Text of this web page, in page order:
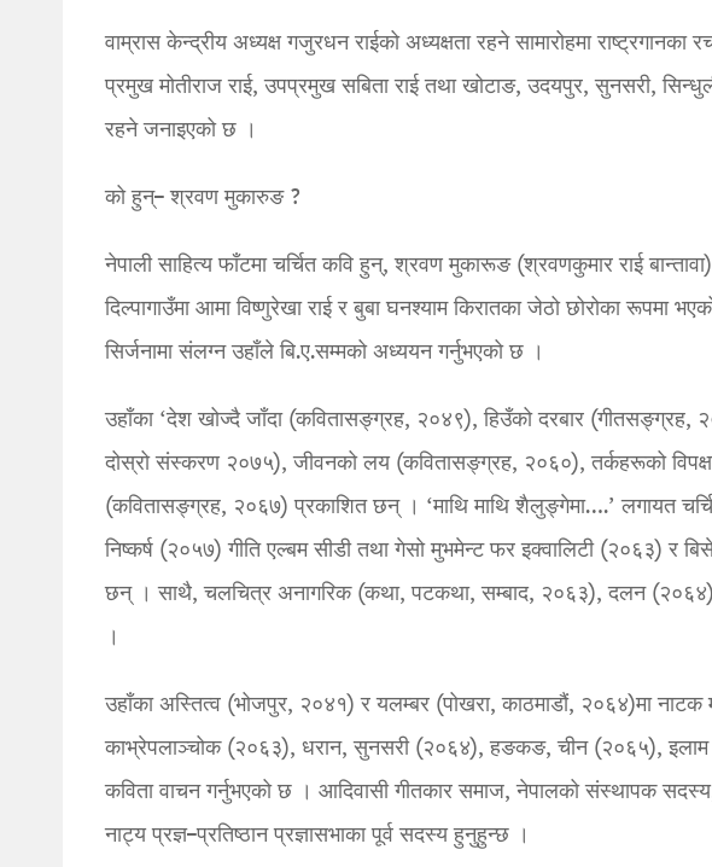
वाम्रास केन्द्रीय अध्यक्ष गजुरधन राईको अध्यक्षता रहने सामारोहमा राष्ट्रगानका
प्रमुख मोतीराज राई, उपप्रमुख सबिता राई तथा खोटाङ, उदयपुर, सुनसरी,
रहने जनाइएको छ ।
को हुन्– श्रवण मुकारुङ ?
नेपाली साहित्य फाँटमा चर्चित कवि हुन्, श्रवण मुकारूङ (श्रवणकुमार राई
दिल्पागाउँमा आमा विष्णुरेखा राई र बुबा घनश्याम किरातका जेठो छोरोका रूपमा
सिर्जनामा संलग्न उहाँले बि.ए.सम्मको अध्ययन गर्नुभएको छ ।
उहाँका ‘देश खोज्दै जाँदा (कवितासङ्ग्रह, २०४९), हिउँको दरबार
दोस्रो संस्करण २०७५), जीवनको लय (कवितासङ्ग्रह, २०६०), तर्कहरूको
(कवितासङ्ग्रह, २०६७) प्रकाशित छन् । ‘माथि माथि शैलुङ्गेमा….’ लगायत
निष्कर्ष (२०५७) गीति एल्बम सीडी तथा गेसो मुभमेन्ट फर इक्वालिटी (२०६३) र
छन् । साथै, चलचित्र अनागरिक (कथा, पटकथा, सम्बाद, २०६३), दलन (२०६४)
।
उहाँका अस्तित्व (भोजपुर, २०४१) र यलम्बर (पोखरा, काठमाडौं, २०६४)मा
काभ्रेपलाञ्चोक (२०६३), धरान, सुनसरी (२०६४), हङकङ, चीन (२०६५),
कविता वाचन गर्नुभएको छ । आदिवासी गीतकार समाज, नेपालको संस्थापक
नाट्य प्रज्ञ–प्रतिष्ठान प्रज्ञासभाका पूर्व सदस्य हुनुहुन्छ ।